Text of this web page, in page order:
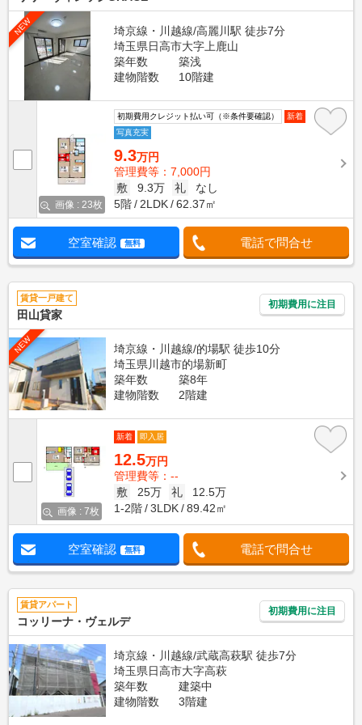
NEW
埼京線・川越線/高麗川駅 徒歩7分
埼玉県日高市大字上鹿山
築年数
築浅
建物階数
10階建
画像 : 23枚
初期費用クレジット払い可（※条件要確認）
新着
写真充実
9.3万円
管理費等：7,000円
敷
9.3万 礼
なし
5階
2LDK 62.37㎡
空室確認 無料 電話で問合せ
賃貸一戸建て
田山貸家
初期費用に注目
NEW
埼京線・川越線/的場駅 徒歩10分
埼玉県川越市的場新町
築年数
築8年
建物階数
2階建
画像 : 7枚
新着 即入居
12.5万円
管理費等：--
敷
25万 礼
12.5万
1-2階
3LDK 89.42㎡
空室確認 無料 電話で問合せ
賃貸アパート
コッリーナ・ヴェルデ
初期費用に注目
埼京線・川越線/武蔵高萩駅 徒歩7分
埼玉県日高市大字高萩
築年数
建築中
建物階数
3階建